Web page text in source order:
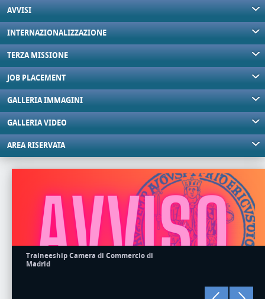
AVVISI
INTERNAZIONALIZZAZIONE
TERZA MISSIONE
JOB PLACEMENT
GALLERIA IMMAGINI
GALLERIA VIDEO
AREA RISERVATA
Traineeship Camera di Commercio di
Madrid